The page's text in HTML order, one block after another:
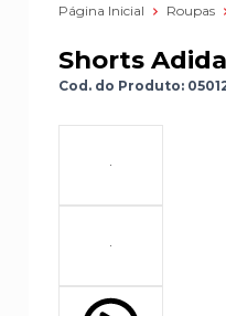
Página Inicial Roupas
Shorts
Cod. do Produto: